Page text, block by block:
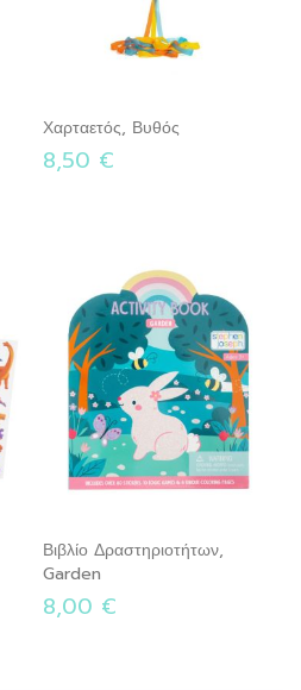
Χαρταετός, Βυθός
8,50 €
Βιβλίο Δραστηριοτήτων,
Garden
8,00 €